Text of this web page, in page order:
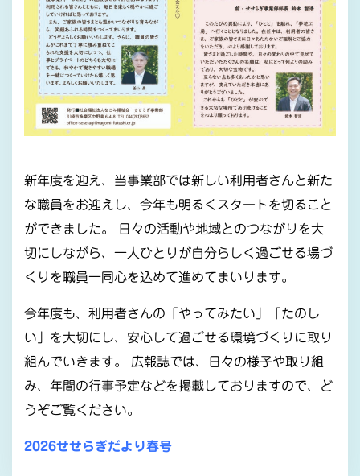
新年度を迎え、当事業部では新しい利用者さんと新た
な職員をお迎えし、今年も明るくスタートを切ること
ができました。 日々の活動や地域とのつながりを大
切にしながら、一人ひとりが自分らしく過ごせる場づ
くりを職員一同心を込めて進めてまいります。
今年度も、利用者さんの「やってみたい」「たのし
い」を大切にし、安心して過ごせる環境づくりに取り
組んでいきます。 広報誌では、日々の様子や取り組
み、年間の行事予定などを掲載しておりますので、ど
うぞご覧ください。
2026せせらぎだより春号